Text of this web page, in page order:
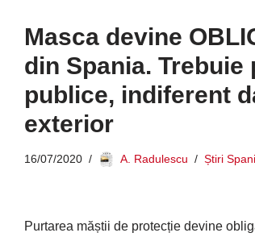
Masca devine
din Spania.
publice, indiferent
exterior
16/07/2020 A. Radulescu Știri
Purtarea măștii de protecție devine